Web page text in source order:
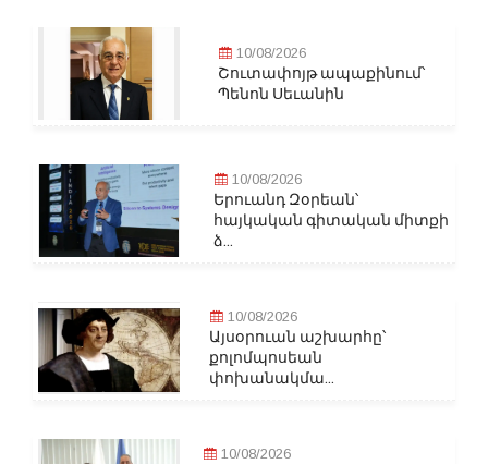
10/08/2026
Շուտափոյթ ապաքինում՝
Պենոն Սեւանին
10/08/2026
Երուանդ Զօրեան՝
հայկական գիտական միտքի
ձ...
10/08/2026
Այսօրուան աշխարհը՝
քոլոմպոսեան
փոխանակմա...
10/08/2026